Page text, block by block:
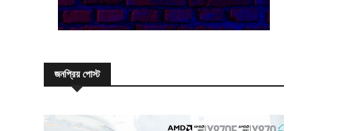
জনপ্রিয় পোস্ট